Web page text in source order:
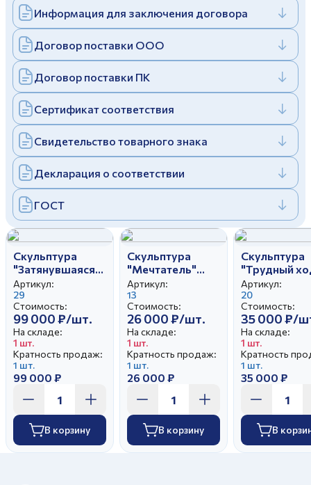
Отправить
Заполняя и отправляя форму, вы соглашаетесь
cполитикой конфиденциальности
Заполняя и отправляя форму, вы соглашаетесь
cполитикой конфиденциальности
Дулевский фарфоровый завод ©
Политика конфиденциальности
Информация для заключения договора
Договор поставки ООО
Договор поставки ПК
Сертификат соответствия
Свидетельство товарного знака
Декларация о соответствии
ГОСТ
Скульптура
"Затянувшаяся
партия" автор
Бржезицкая А.Д.
Артикул:
29
Стоимость:
99 000 ₽/шт.
На складе:
1 шт.
Кратность продаж:
1 шт.
99 000 ₽
В корзину
Скульптура
"Мечтатель"
автор
Малышева Н.А.
Артикул:
13
Стоимость:
26 000 ₽/шт.
На складе:
1 шт.
Кратность продаж:
1 шт.
26 000 ₽
В корзину
Скульптура
"Трудный
автор
Малышева
Артикул:
20
Стоимость:
35 000 ₽/
На складе:
1 шт.
Кратность
1 шт.
35 000 ₽
В